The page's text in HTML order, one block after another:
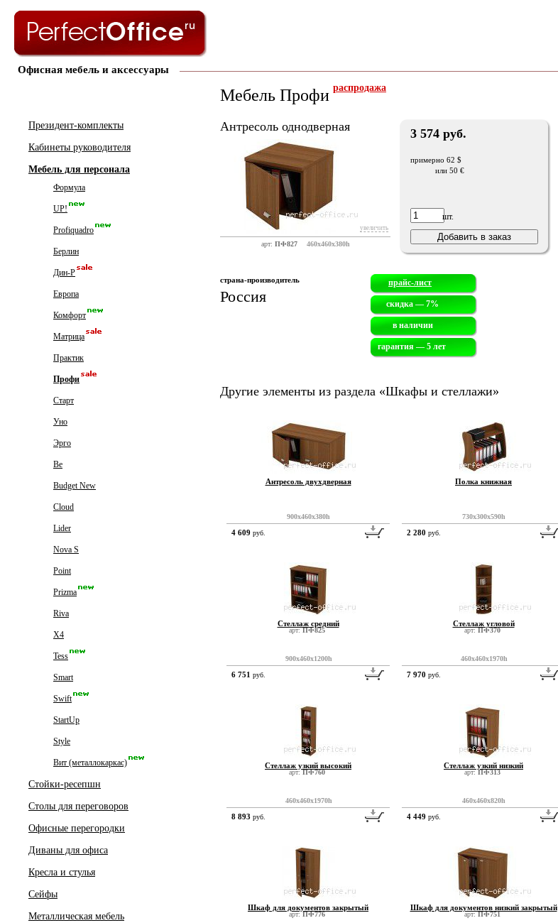
Офисная мебель и аксессуары
Президент-комплекты
Кабинеты руководителя
Мебель для персонала
Формула
UP!
Profiquadro
Берлин
Дин-Р
Европа
Комфорт
Матрица
Практик
Профи
Старт
Уно
Эрго
Be
Budget New
Cloud
Lider
Nova S
Point
Prizma
Riva
X4
Tess
Smart
Swift
StartUp
Style
Вит (металлокаркас)
Стойки-ресепшн
Столы для переговоров
Офисные перегородки
Диваны для офиса
Кресла и стулья
Сейфы
Металлическая мебель
Мебель Профи распродажа
Антресоль однодверная
увеличить
арт: ПФ827 460x460x380h
3 574 руб.
примерно 62 $
или 50 €
шт.
страна-производитель
Россия
прайс-лист
скидка — 7%
в наличии
гарантия — 5 лет
Другие элементы из раздела «Шкафы и стеллажи»
Антресоль двухдверная
арт:ПФ825
900x460x380h
4 609 руб.
Полка книжная
арт:ПФ370
730x300x590h
2 280 руб.
Стеллаж средний
арт:ПФ760
900x460x1200h
6 751 руб.
Стеллаж угловой
арт:ПФ313
460x460x1970h
7 970 руб.
Стеллаж узкий высокий
арт:ПФ776
460x460x1970h
8 893 руб.
Стеллаж узкий низкий
арт:ПФ751
460x460x820h
4 449 руб.
Шкаф для документов закрытый Шкаф для документов низкий закрытый